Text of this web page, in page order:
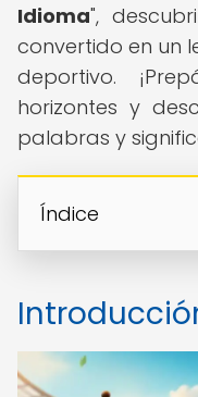
Idioma",
convertido en un
deportivo.
horizontes y
palabras y
Índice